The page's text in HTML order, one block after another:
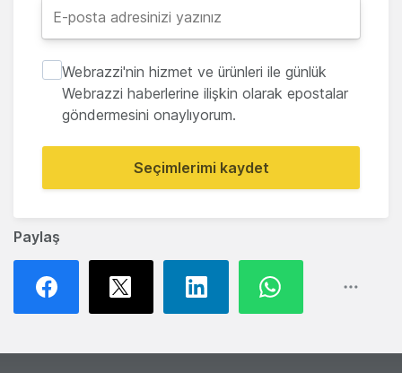
Paylaş
Webrazzi'nin hizmet ve ürünleri ile günlük
Webrazzi haberlerine ilişkin olarak epostalar
göndermesini onaylıyorum.
Seçimlerimi kaydet